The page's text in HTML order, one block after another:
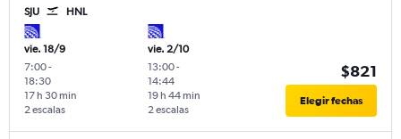
SJU HNL
vie. 18/9
7:00-
18:30
2 escalas
17 h 30 min
vie. 2/10
13:00-
14:44
2 escalas
19 h 44 min
$821
Elegir fechas